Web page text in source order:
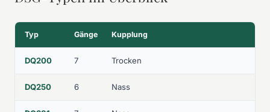
Typ Gänge Kupplung
DQ200 7 Trocken
DQ250 6 Nass